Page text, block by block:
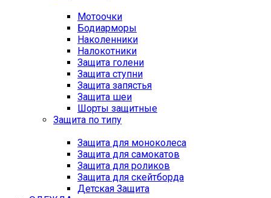
Мотоочки
Бодиарморы
Наколенники
Налокотники
Защита голени
Защита ступни
Защита запястья
Защита шеи
Шорты защитные
Защита по типу
Защита для моноколеса
Защита для самокатов
Защита для роликов
Защита для скейтборда
Детская Защита